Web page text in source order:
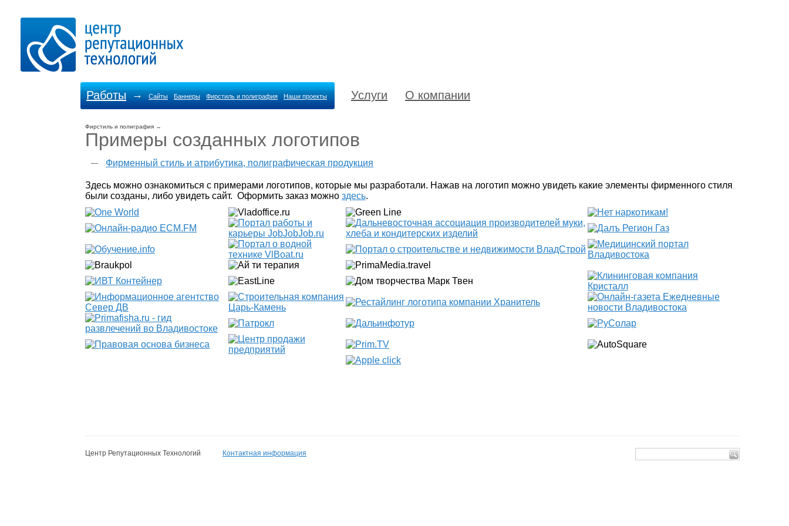
Работы → Сайты Баннеры Фирстиль и полиграфия Наши проекты Услуги О компании
Фирстиль и полиграфия →
Примеры созданных логотипов
Фирменный стиль и атрибутика, полиграфическая продукция
Здесь можно ознакомиться с примерами логотипов, которые мы разработали. Нажав на логотип можно увидеть какие элементы фирменного стиля
были созданы, либо увидеть сайт. Оформить заказ можно здесь.
Центр Репутационных Технологий Контактная информация